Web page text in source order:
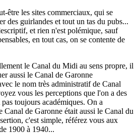
être les sites commerciaux, qui se
des guirlandes et tout un tas du pubs...
et rien n'est polémique, sauf
en tout cas, on se contente de
le Canal du Midi au sens propre, il
aussi le Canal de Garonne
le nom très administratif de Canal
vous les perceptions que l'on a des
toujours académiques. On a
Canal de Garonne était aussi le Canal du
c'est simple, référez vous aux
1900 à 1940...